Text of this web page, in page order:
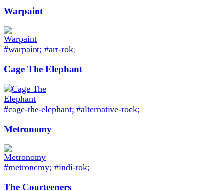
Warpaint
#warpaint; #art-rok;
Cage The Elephant
#cage-the-elephant; #alternative-rock;
Metronomy
#metronomy; #indi-rok;
The Courteeners